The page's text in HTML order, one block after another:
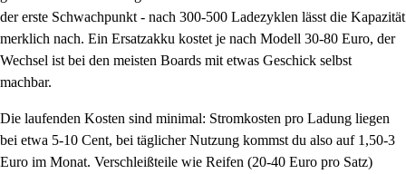
der erste Schwachpunkt - nach 300-500 Ladezyklen lässt die Kapazität
merklich nach. Ein Ersatzakku kostet je nach Modell 30-80 Euro, der
Wechsel ist bei den meisten Boards mit etwas Geschick selbst
machbar.
Die laufenden Kosten sind minimal: Stromkosten pro Ladung liegen
bei etwa 5-10 Cent, bei täglicher Nutzung kommst du also auf 1,50-3
Euro im Monat. Verschleißteile wie Reifen (20-40 Euro pro Satz)